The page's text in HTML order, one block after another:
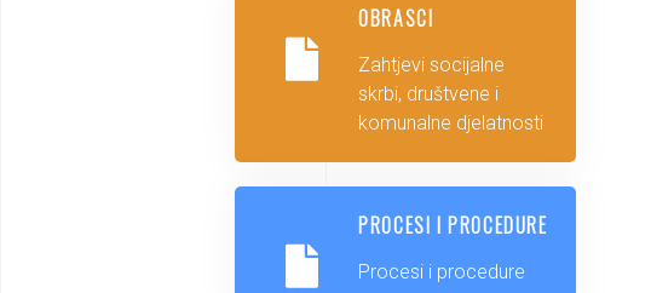
OBRASCI
Zahtjevi socijalne
skrbi, društvene i
komunalne djelatnosti
PROCESI I PROCEDURE
Procesi i procedure